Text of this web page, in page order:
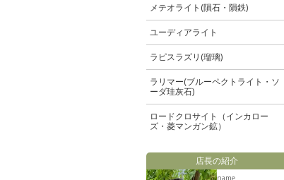
メテオライト(隕石・隕鉄)
ユーディアライト
ラピスラズリ(瑠璃)
ラリマー(ブルーペクトライト・ソ
ーダ珪灰石)
ロードクロサイト（インカロー
ズ・菱マンガン鉱）
店長の紹介
name